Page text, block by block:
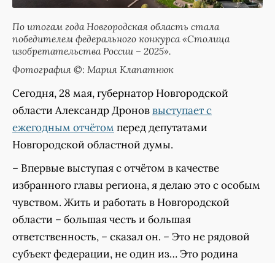
По итогам года Новгородская область стала
победителем федерального конкурса «Столица
изобретательства России – 2025».
Фотография ©: Мария Клапатнюк
Сегодня, 28 мая, губернатор Новгородской
области Александр Дроноввыступает с
ежегодным отчётом перед депутатами
Новгородской областной думы.
– Впервые выступая с отчётом в качестве
избранного главы региона, я делаю это с особым
чувством. Жить и работать в Новгородской
области – большая честь и большая
ответственность, – сказал он. – Это не рядовой
субъект федерации, не один из… Это родина